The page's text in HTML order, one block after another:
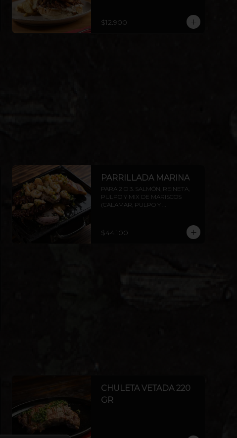
$12.900
PARRILLADA MARINA
PARA 2 O 3. SALMÓN, REINETA,
PULPO Y MIX DE MARISCOS
(CALAMAR, PULPO Y
PROTEÍNAS EXTRAS A ELECCIÓN.
$44.100
CHULETA VETADA 220
GR